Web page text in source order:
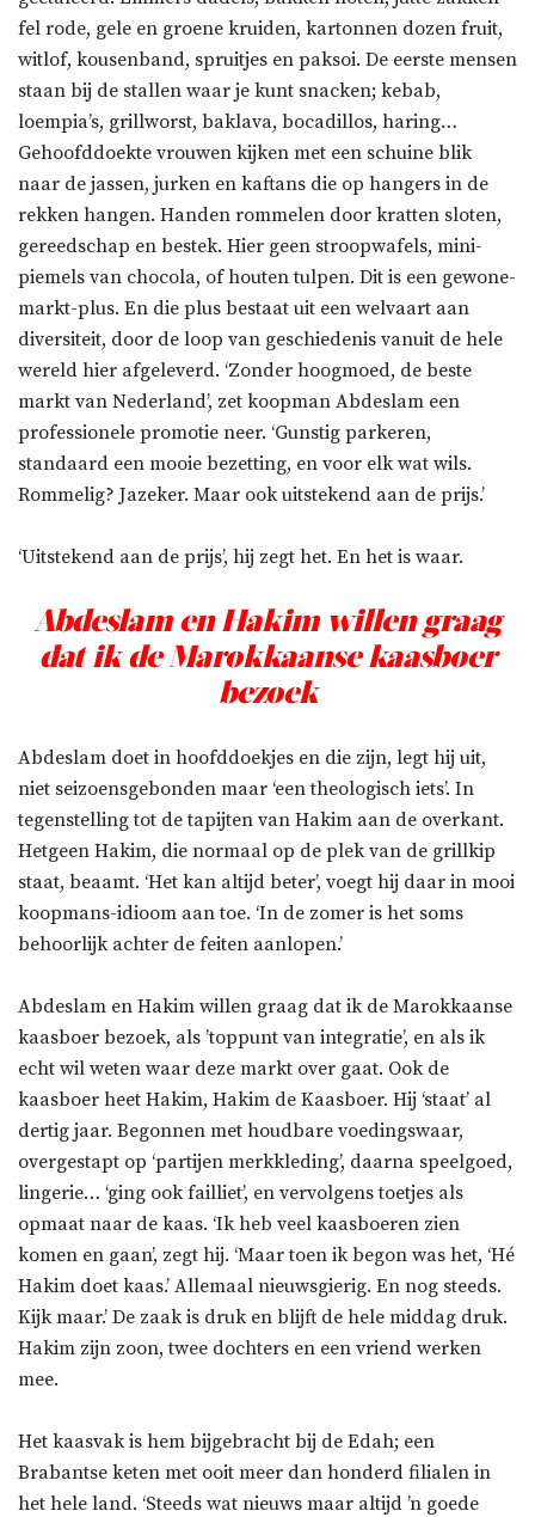
fel rode, gele en groene kruiden, kartonnen dozen fruit,
witlof, kousenband, spruitjes en paksoi. De eerste mensen
staan bij de stallen waar je kunt snacken; kebab,
loempia’s, grillworst, baklava, bocadillos, haring…
Gehoofddoekte vrouwen kijken met een schuine blik
naar de jassen, jurken en kaftans die op hangers in de
rekken hangen. Handen rommelen door kratten sloten,
gereedschap en bestek. Hier geen stroopwafels, mini-
piemels van chocola, of houten tulpen. Dit is een gewone-
markt-plus. En die plus bestaat uit een welvaart aan
diversiteit, door de loop van geschiedenis vanuit de hele
wereld hier afgeleverd. ‘Zonder hoogmoed, de beste
markt van Nederland’, zet koopman Abdeslam een
professionele promotie neer. ‘Gunstig parkeren,
standaard een mooie bezetting, en voor elk wat wils.
Rommelig? Jazeker. Maar ook uitstekend aan de prijs.’
‘Uitstekend aan de prijs’, hij zegt het. En het is waar.
Abdeslam en Hakim willen graag
dat ik de Marokkaanse kaasboer
bezoek
Abdeslam doet in hoofddoekjes en die zijn, legt hij uit,
niet seizoensgebonden maar ‘een theologisch iets’. In
tegenstelling tot de tapijten van Hakim aan de overkant.
Hetgeen Hakim, die normaal op de plek van de grillkip
staat, beaamt. ‘Het kan altijd beter’, voegt hij daar in mooi
koopmans-idioom aan toe. ‘In de zomer is het soms
behoorlijk achter de feiten aanlopen.’
Abdeslam en Hakim willen graag dat ik de Marokkaanse
kaasboer bezoek, als ’toppunt van integratie’, en als ik
echt wil weten waar deze markt over gaat. Ook de
kaasboer heet Hakim, Hakim de Kaasboer. Hij ‘staat’ al
dertig jaar. Begonnen met houdbare voedingswaar,
overgestapt op ‘partijen merkkleding’, daarna speelgoed,
lingerie… ‘ging ook failliet’, en vervolgens toetjes als
opmaat naar de kaas. ‘Ik heb veel kaasboeren zien
komen en gaan’, zegt hij. ‘Maar toen ik begon was het, ‘Hé
Hakim doet kaas.’ Allemaal nieuwsgierig. En nog steeds.
Kijk maar.’ De zaak is druk en blijft de hele middag druk.
Hakim zijn zoon, twee dochters en een vriend werken
mee.
Het kaasvak is hem bijgebracht bij de Edah; een
Brabantse keten met ooit meer dan honderd filialen in
het hele land. ‘Steeds wat nieuws maar altijd ’n goede